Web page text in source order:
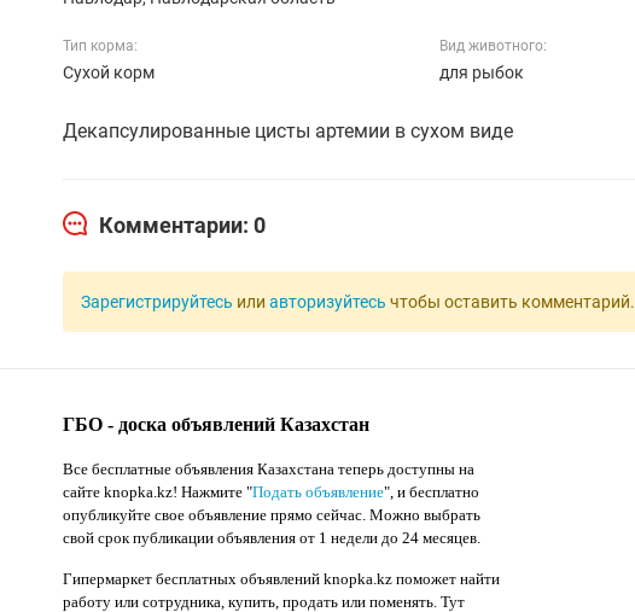
Тип корма:
Сухой корм
Вид животного:
для рыбок
Декапсулированные цисты артемии в сухом виде
Комментарии: 0
Зарегистрируйтесь или авторизуйтесь чтобы оставить комментарий.
ГБО - доска объявлений Казахстан
Все бесплатные объявления Казахстана теперь доступны на
сайте knopka.kz! Нажмите "Подать объявление", и бесплатно
опубликуйте свое объявление прямо сейчас. Можно выбрать
свой срок публикации объявления от 1 недели до 24 месяцев.
Гипермаркет бесплатных объявлений knopka.kz поможет найти
работу или сотрудника, купить, продать или поменять. Тут